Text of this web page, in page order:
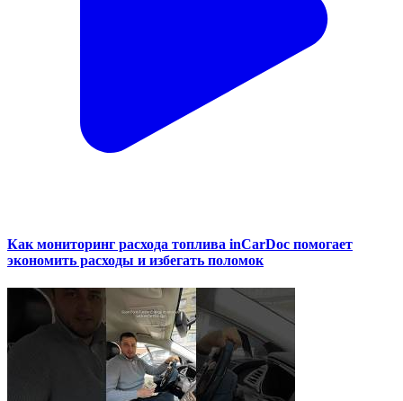
Как мониторинг расхода топлива inCarDoc помогает
экономить расходы и избегать поломок